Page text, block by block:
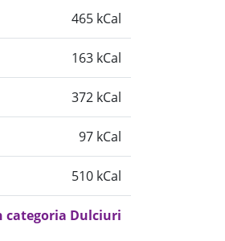
465 kCal
163 kCal
372 kCal
97 kCal
510 kCal
categoria Dulciuri